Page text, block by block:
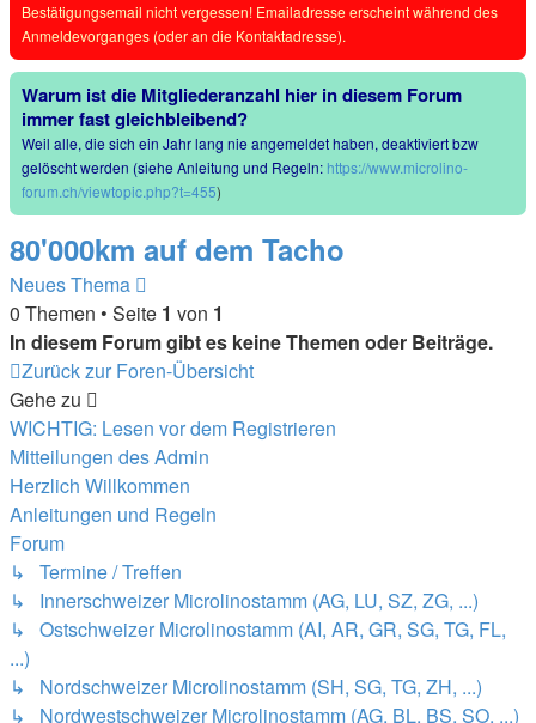
Bestätigungsemail nicht vergessen! Emailadresse erscheint während des
Anmeldevorganges (oder an die Kontaktadresse).
Warum ist die Mitgliederanzahl hier in diesem Forum
immer fast gleichbleibend?
Weil alle, die sich ein Jahr lang nie angemeldet haben, deaktiviert bzw
gelöscht werden (siehe Anleitung und Regeln: https://www.microlino-
forum.ch/viewtopic.php?t=455)
80'000km auf dem Tacho
Neues Thema
0 Themen • Seite 1 von 1
In diesem Forum gibt es keine Themen oder Beiträge.
Zurück zur Foren-Übersicht
Gehe zu
WICHTIG: Lesen vor dem Registrieren
Mitteilungen des Admin
Herzlich Willkommen
Anleitungen und Regeln
Forum
↳ Termine / Treffen
↳ Innerschweizer Microlinostamm (AG, LU, SZ, ZG, ...)
↳ Ostschweizer Microlinostamm (AI, AR, GR, SG, TG, FL,
...)
↳ Nordschweizer Microlinostamm (SH, SG, TG, ZH, ...)
↳ Nordwestschweizer Microlinostamm (AG, BL, BS, SO, ...)